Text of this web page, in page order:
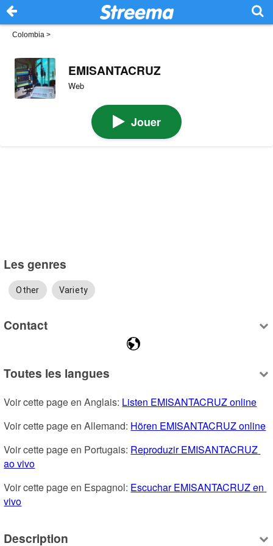
Colombia >
EMISANTACRUZ
Web
Jouer
Les genres
Other Variety
Contact
Toutes les langues
Voir cette page en Anglais: Listen EMISANTACRUZ online
Voir cette page en Allemand: Hören EMISANTACRUZ online
Voir cette page en Portugais: Reproduzir EMISANTACRUZ
ao vivo
Voir cette page en Espagnol: Escuchar EMISANTACRUZ en
vivo
Description